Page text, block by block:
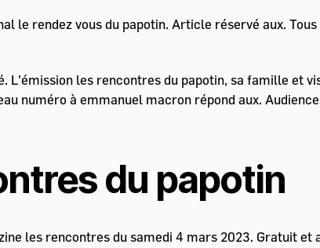
le rendez vous du papotin. Article réservé aux.
L'émission les rencontres du papotin, sa famille et
numéro à emmanuel macron répond aux.
du papotin
les rencontres du samedi 4 mars 2023. Gratuit